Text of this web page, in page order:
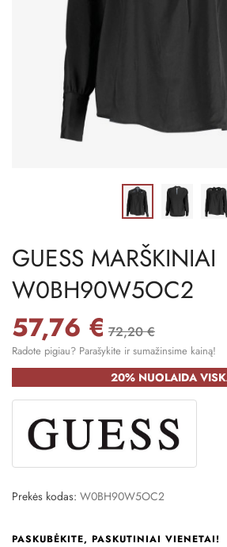
GUESS MARŠKINIAI
W0BH90W5OC2
57,76 € 72,20 €
Radote pigiau? Parašykite ir sumažinsime kainą!
20% NUOLAIDA
Prekės kodas: W0BH90W5OC2
PASKUBĖKITE, PASKUTINIAI VIENETAI!